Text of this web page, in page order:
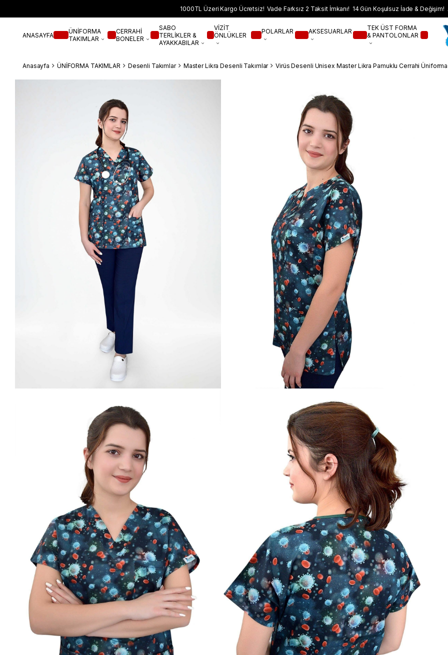
1000TL Üzeri Kargo Ücretsiz! Vade Farksız 2 Taksit İmkanı! 14 Gün Koşulsuz İade & Değişim!
ANASAYFA
ÜNİFORMA
TAKIMLAR
CERRAHİ
BONELER
SABO
TERLİKLER &
AYAKKABILAR
VİZİT
ÖNLÜKLER
POLARLAR AKSESUARLAR
TEK ÜST FORMA
& PANTOLONLAR
Anasayfa ÜNİFORMA TAKIMLAR Desenli Takımlar Master Likra Desenli Takımlar Virüs Desenli Unisex Master Likra Pamuklu Cerrahi Üniforma